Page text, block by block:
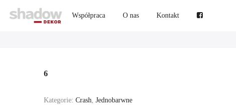
Współpraca O nas Kontakt
6
Kategorie: Crash, Jednobarwne